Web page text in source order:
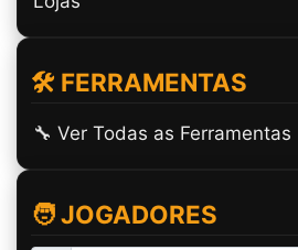
🛠️ FERRAMENTAS
🔧 Ver Todas as Ferramentas
🧑 JOGADORES